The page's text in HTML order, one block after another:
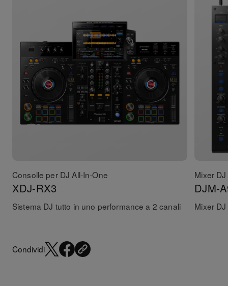
Consolle per DJ All-In-One
XDJ-RX3
Sistema DJ tutto in uno performance a 2 canali
Mixer DJ
DJM-
Mixer
Condividi